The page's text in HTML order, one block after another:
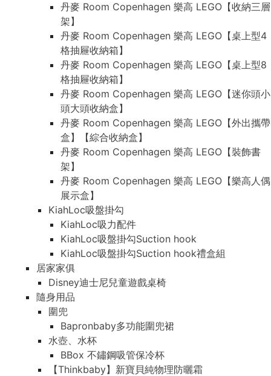
丹麥 Room Copenhagen 樂高 LEGO【收納三層
架】
丹麥 Room Copenhagen 樂高 LEGO【桌上型4
格抽屜收納箱】
丹麥 Room Copenhagen 樂高 LEGO【桌上型8
格抽屜收納箱】
丹麥 Room Copenhagen 樂高 LEGO【迷你頭小
頭大頭收納盒】
丹麥 Room Copenhagen 樂高 LEGO【外出攜帶
盒】【綜合收納盒】
丹麥 Room Copenhagen 樂高 LEGO【裝飾書
架】
丹麥 Room Copenhagen 樂高 LEGO【樂高人偶
展示盒】
KiahLoc吸盤掛勾
KiahLoc吸力配件
KiahLoc吸盤掛勾Suction hook
KiahLoc吸盤掛勾Suction hook禮盒組
居家家俱
Disney迪士尼兒童遊戲桌椅
隨身用品
圍兜
Bapronbaby多功能圍兜裙
水壺、水杯
BBox 不鏽鋼吸管保冷杯
【Thinkbaby】新寶貝純物理防曬霜